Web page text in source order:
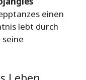
einen
lebt durch